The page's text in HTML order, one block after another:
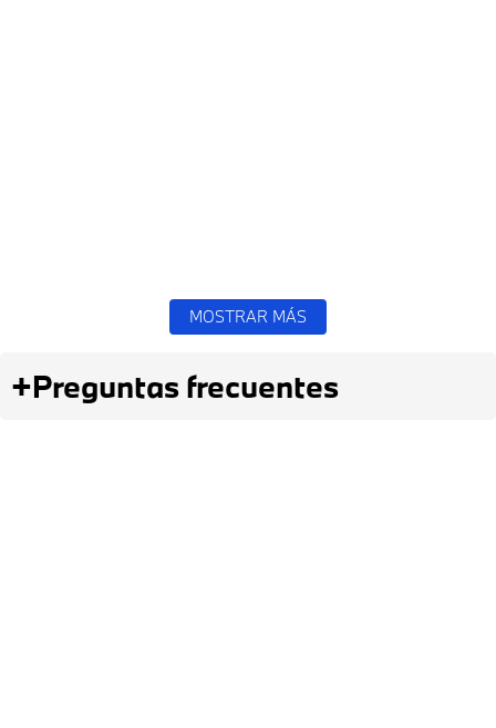
MOSTRAR MÁS
+Preguntas frecuentes